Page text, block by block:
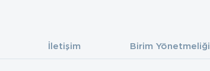
İletişim Birim Yönetmeliği